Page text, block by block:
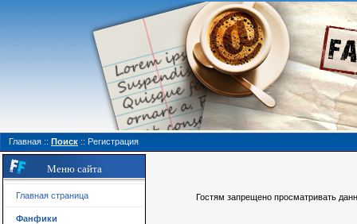
Главная :: Поиск :: Регистрация
Меню сайта
Главная страница
Фанфики
Гостям запрещено просматривать